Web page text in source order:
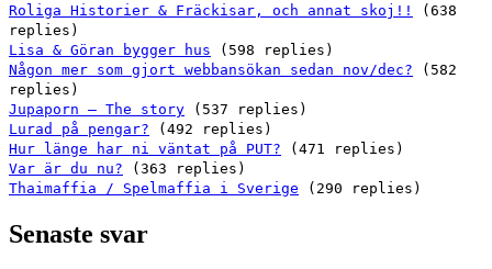
Roliga Historier & Fräckisar, och annat skoj!!
(638
replies)
Lisa & Göran bygger hus (598 replies)
Någon mer som gjort webbansökan sedan nov/dec? (582
replies)
Jupaporn – The story (537 replies)
Lurad på pengar? (492 replies)
Hur länge har ni väntat på PUT? (471 replies)
Var är du nu? (363 replies)
Thaimaffia / Spelmaffia i Sverige (290 replies)
Senaste svar